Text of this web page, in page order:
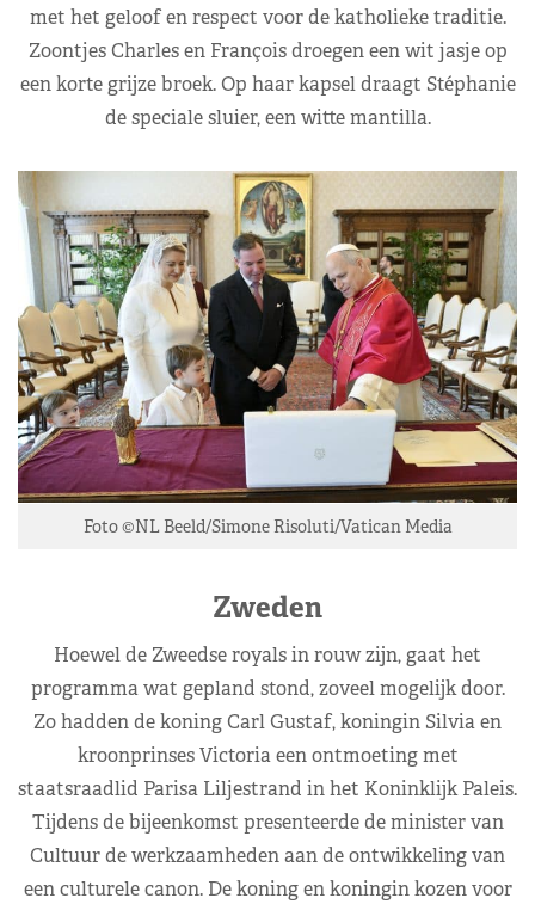
met het geloof en respect voor de katholieke traditie.
Zoontjes Charles en François droegen een wit jasje op
een korte grijze broek. Op haar kapsel draagt Stéphanie
de speciale sluier, een witte mantilla.
Foto ©NL Beeld/Simone Risoluti/Vatican Media
Zweden
Hoewel de Zweedse royals in rouw zijn, gaat het
programma wat gepland stond, zoveel mogelijk door.
Zo hadden de koning Carl Gustaf, koningin Silvia en
kroonprinses Victoria een ontmoeting met
staatsraadlid Parisa Liljestrand in het Koninklijk Paleis.
Tijdens de bijeenkomst presenteerde de minister van
Cultuur de werkzaamheden aan de ontwikkeling van
een culturele canon. De koning en koningin kozen voor